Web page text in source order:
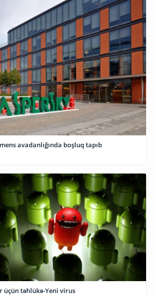
avadanlığında boşluq tapıb
təhlükə-Yeni virus